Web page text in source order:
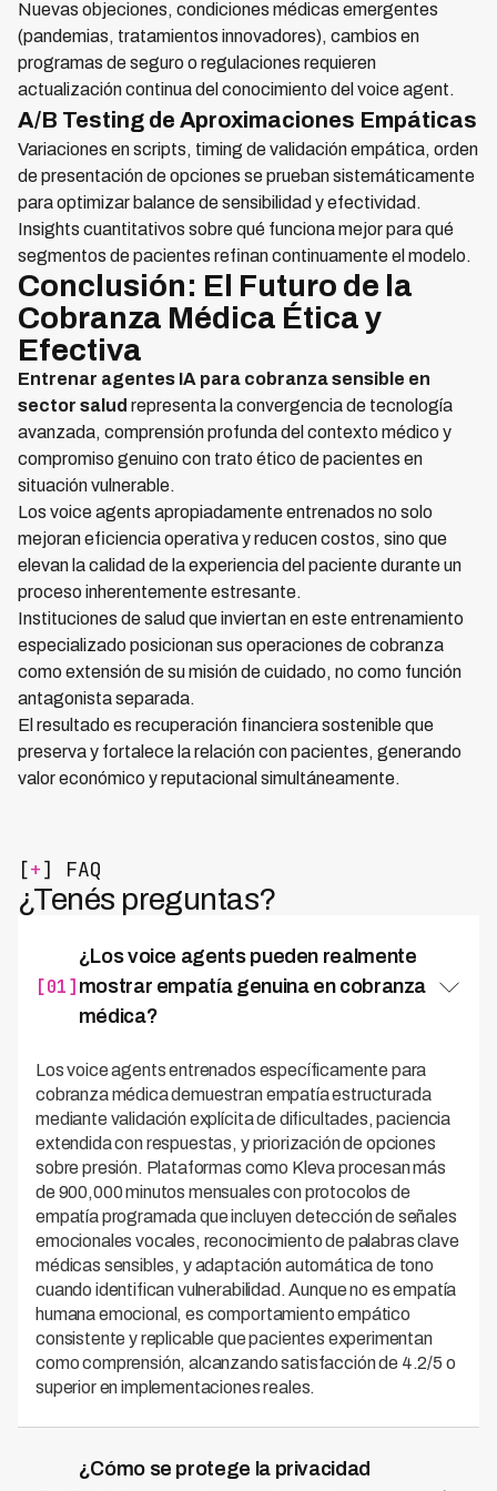
Nuevas objeciones, condiciones médicas emergentes
(pandemias, tratamientos innovadores), cambios en
programas de seguro o regulaciones requieren
actualización continua del conocimiento del voice agent.
A/B Testing de Aproximaciones Empáticas
Variaciones en scripts, timing de validación empática, orden
de presentación de opciones se prueban sistemáticamente
para optimizar balance de sensibilidad y efectividad.
Insights cuantitativos sobre qué funciona mejor para qué
segmentos de pacientes refinan continuamente el modelo.
Conclusión: El Futuro de la
Cobranza Médica Ética y
Efectiva
Entrenar agentes IA para cobranza sensible en
sector salud representa la convergencia de tecnología
avanzada, comprensión profunda del contexto médico y
compromiso genuino con trato ético de pacientes en
situación vulnerable.
Los voice agents apropiadamente entrenados no solo
mejoran eficiencia operativa y reducen costos, sino que
elevan la calidad de la experiencia del paciente durante un
proceso inherentemente estresante.
Instituciones de salud que inviertan en este entrenamiento
especializado posicionan sus operaciones de cobranza
como extensión de su misión de cuidado, no como función
antagonista separada.
El resultado es recuperación financiera sostenible que
preserva y fortalece la relación con pacientes, generando
valor económico y reputacional simultáneamente.
[+] FAQ
¿Tenés preguntas?
[01]
¿Los voice agents pueden realmente
mostrar empatía genuina en cobranza
médica?
Los voice agents entrenados específicamente para
cobranza médica demuestran empatía estructurada
mediante validación explícita de dificultades, paciencia
extendida con respuestas, y priorización de opciones
sobre presión. Plataformas como Kleva procesan más
de 900,000 minutos mensuales con protocolos de
empatía programada que incluyen detección de señales
emocionales vocales, reconocimiento de palabras clave
médicas sensibles, y adaptación automática de tono
cuando identifican vulnerabilidad. Aunque no es empatía
humana emocional, es comportamiento empático
consistente y replicable que pacientes experimentan
como comprensión, alcanzando satisfacción de 4.2/5 o
superior en implementaciones reales.
¿Cómo se protege la privacidad